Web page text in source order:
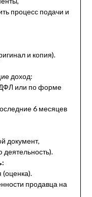
процесс подачи и
и копия).
доход:
или по форме
6 месяцев
документ,
(оценка).
продавца на